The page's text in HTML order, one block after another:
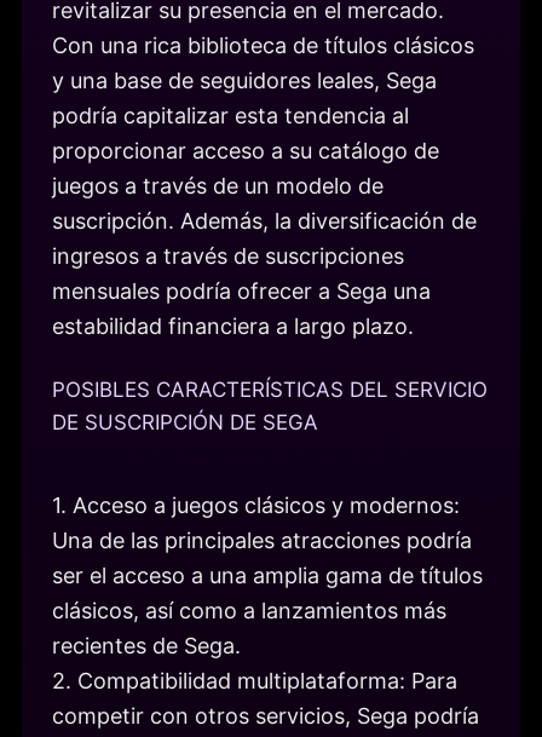
revitalizar su presencia en el mercado.
Con una rica biblioteca de títulos clásicos
y una base de seguidores leales, Sega
podría capitalizar esta tendencia al
proporcionar acceso a su catálogo de
juegos a través de un modelo de
suscripción. Además, la diversificación de
ingresos a través de suscripciones
mensuales podría ofrecer a Sega una
estabilidad financiera a largo plazo.
POSIBLES CARACTERÍSTICAS DEL SERVICIO
DE SUSCRIPCIÓN DE SEGA
1. Acceso a juegos clásicos y modernos:
Una de las principales atracciones podría
ser el acceso a una amplia gama de títulos
clásicos, así como a lanzamientos más
recientes de Sega.
2. Compatibilidad multiplataforma: Para
competir con otros servicios, Sega podría